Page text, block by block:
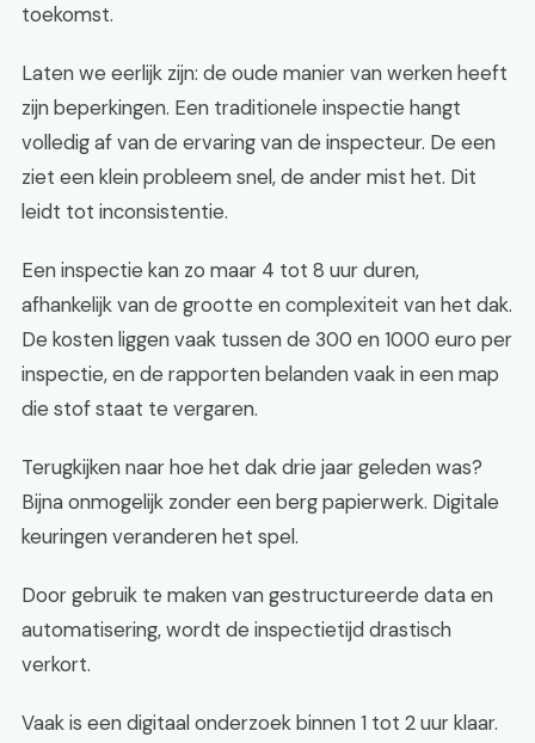
toekomst.
Laten we eerlijk zijn: de oude manier van werken heeft
zijn beperkingen. Een traditionele inspectie hangt
volledig af van de ervaring van de inspecteur. De een
ziet een klein probleem snel, de ander mist het. Dit
leidt tot inconsistentie.
Een inspectie kan zo maar 4 tot 8 uur duren,
afhankelijk van de grootte en complexiteit van het dak.
De kosten liggen vaak tussen de 300 en 1000 euro per
inspectie, en de rapporten belanden vaak in een map
die stof staat te vergaren.
Terugkijken naar hoe het dak drie jaar geleden was?
Bijna onmogelijk zonder een berg papierwerk. Digitale
keuringen veranderen het spel.
Door gebruik te maken van gestructureerde data en
automatisering, wordt de inspectietijd drastisch
verkort.
Vaak is een digitaal onderzoek binnen 1 tot 2 uur klaar.